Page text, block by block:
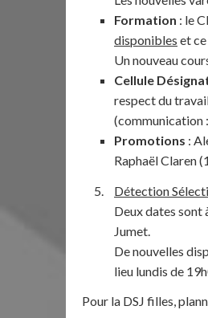
Formation : le
disponibles et
Un nouveau
Cellule
respect du
(communication
Promotions :
Raphaël Claren
Détection
Deux dates sont
Jumet.
De nouvelles
lieu lundis de
Pour la DSJ filles,